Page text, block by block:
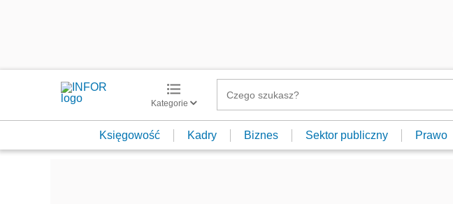
Kategorie
Księgowość Kadry Biznes Sektor publiczny Prawo